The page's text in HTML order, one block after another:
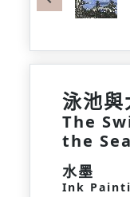
Previous
泳池與
The
the Sea
水墨
Ink